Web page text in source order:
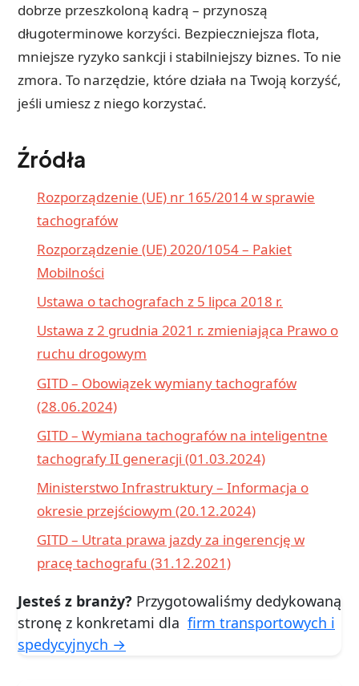
dobrze przeszkoloną kadrą – przynoszą
długoterminowe korzyści. Bezpieczniejsza flota,
mniejsze ryzyko sankcji i stabilniejszy biznes. To nie
zmora. To narzędzie, które działa na Twoją korzyść,
jeśli umiesz z niego korzystać.
Źródła
Rozporządzenie (UE) nr 165/2014 w sprawie
tachografów
Rozporządzenie (UE) 2020/1054 – Pakiet
Mobilności
Ustawa o tachografach z 5 lipca 2018 r.
Ustawa z 2 grudnia 2021 r. zmieniająca Prawo o
ruchu drogowym
GITD – Obowiązek wymiany tachografów
(28.06.2024)
GITD – Wymiana tachografów na inteligentne
tachografy II generacji (01.03.2024)
Ministerstwo Infrastruktury – Informacja o
okresie przejściowym (20.12.2024)
GITD – Utrata prawa jazdy za ingerencję w
pracę tachografu (31.12.2021)
Jesteś z branży? Przygotowaliśmy dedykowaną
stronę z konkretami dla firm transportowych i
spedycyjnych →